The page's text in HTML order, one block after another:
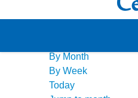
Events
By Month
By Week
Today